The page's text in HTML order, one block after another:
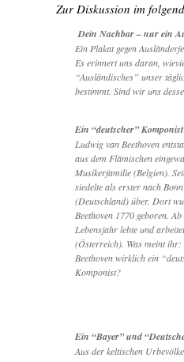
Zur Diskussion im
Dein Nachbar – nur ein
Ein Plakat gegen
Es erinnert uns daran,
“Ausländisches” unser
bestimmt. Sind wir uns
Ein “deutscher”
Ludwig van Beethoven
aus dem Flämischen
Musikerfamilie (Belgien).
siedelte als erster nach Bonn
(Deutschland) über. Dort
Beethoven 1770 geboren. Ab
Lebensjahr lebte und
(Österreich). Was meint ihr:
Beethoven wirklich ein
Komponist?
Ein “Bayer” und
Aus der keltischen